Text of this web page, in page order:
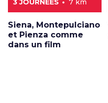
3 JOURNÉES 7 km
Siena, Montepulciano
et Pienza comme
dans un film